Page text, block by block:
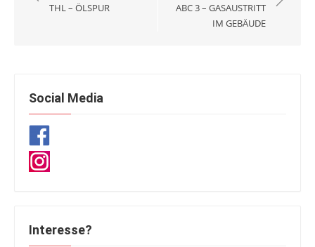
THL – ÖLSPUR
ABC 3 – GASAUSTRITT
IM GEBÄUDE
Social Media
Interesse?